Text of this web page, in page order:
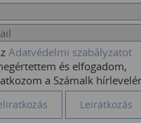
Adatvédelmi szabályzatot
és elfogadom,
a Számalk